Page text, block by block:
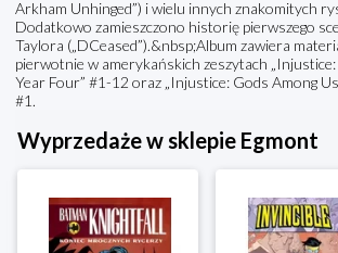
Arkham Unhinged”) i wielu innych znakomitych
Dodatkowo zamieszczono historię pierwszego
Taylora („DCeased”).&nbsp;Album zawiera
pierwotnie w amerykańskich zeszytach
Year Four” #1-12 oraz „Injustice: Gods Among
#1.
Wyprzedaże w sklepie Egmont